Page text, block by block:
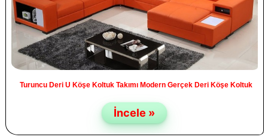
Turuncu Deri U Köşe Koltuk Takımı Modern Gerçek Deri Köşe Koltuk
İncele »